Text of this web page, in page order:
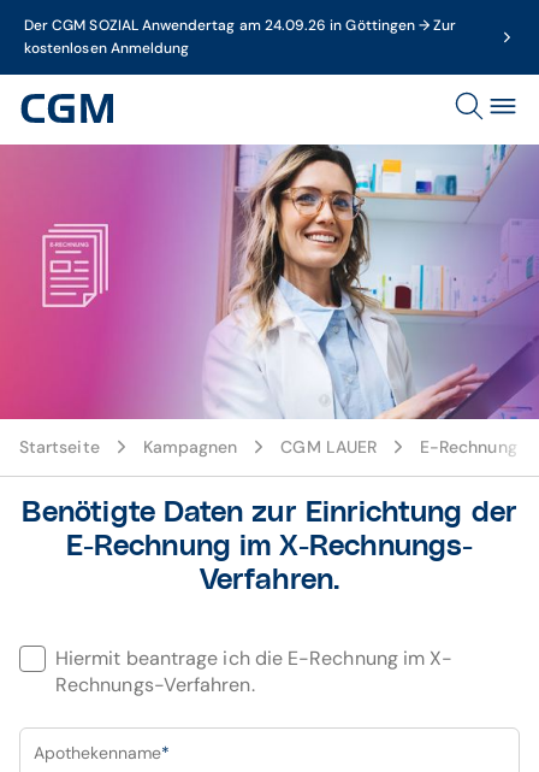
Der CGM SOZIAL Anwendertag am 24.09.26 in Göttingen → Zur
kostenlosen Anmeldung
Startseite Kampagnen CGM LAUER E-Rechnung
Benötigte Daten zur Einrichtung der
E-Rechnung im X-Rechnungs-
Verfahren.
Hiermit beantrage ich die E-Rechnung im X-
Rechnungs-Verfahren.
Apothekenname*